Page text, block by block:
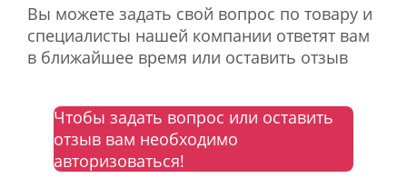
Вы можете задать свой вопрос по товару и
специалисты нашей компании ответят вам
в ближайшее время или оставить отзыв
Чтобы задать вопрос или оставить
отзыв вам необходимо
авторизоваться!